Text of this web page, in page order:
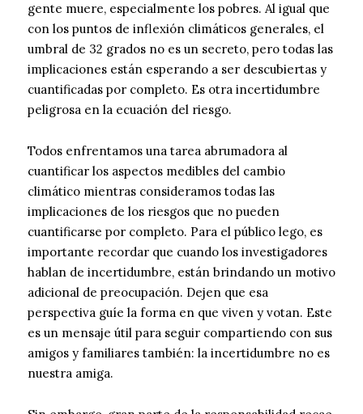
gente muere, especialmente los pobres. Al igual que
con los puntos de inflexión climáticos generales, el
umbral de 32 grados no es un secreto, pero todas las
implicaciones están esperando a ser descubiertas y
cuantificadas por completo. Es otra incertidumbre
peligrosa en la ecuación del riesgo.
Todos enfrentamos una tarea abrumadora al
cuantificar los aspectos medibles del cambio
climático mientras consideramos todas las
implicaciones de los riesgos que no pueden
cuantificarse por completo. Para el público lego, es
importante recordar que cuando los investigadores
hablan de incertidumbre, están brindando un motivo
adicional de preocupación. Dejen que esa
perspectiva guíe la forma en que viven y votan. Este
es un mensaje útil para seguir compartiendo con sus
amigos y familiares también: la incertidumbre no es
nuestra amiga.